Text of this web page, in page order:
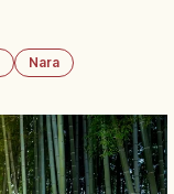
Nara